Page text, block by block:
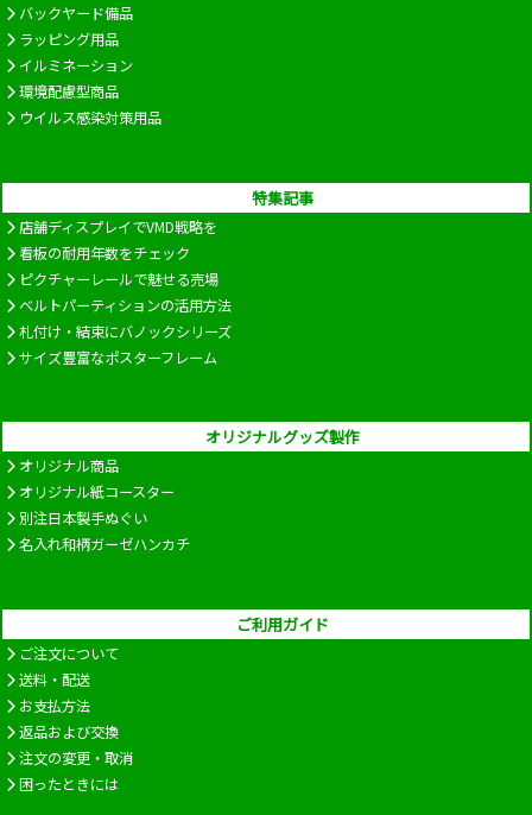
バックヤード備品
ラッピング用品
イルミネーション
環境配慮型商品
ウイルス感染対策用品
特集記事
店舗ディスプレイでVMD戦略を
看板の耐用年数をチェック
ピクチャーレールで魅せる売場
ベルトパーティションの活用方法
札付け・結束にバノックシリーズ
サイズ豊富なポスターフレーム
オリジナルグッズ製作
オリジナル商品
オリジナル紙コースター
別注日本製手ぬぐい
名入れ和柄ガーゼハンカチ
ご利用ガイド
ご注文について
送料・配送
お支払方法
返品および交換
注文の変更・取消
困ったときには